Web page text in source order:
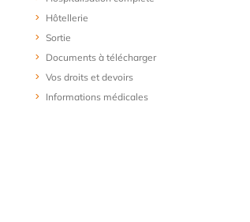
Hôtellerie
Sortie
Documents à télécharger
Vos droits et devoirs
Informations médicales